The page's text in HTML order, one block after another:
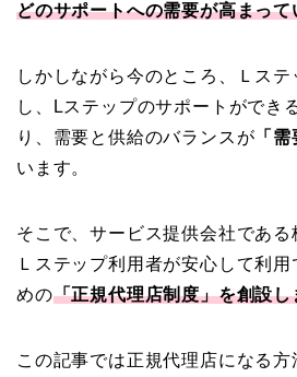
どのサポートへの需要が高まって
しかしながら今のところ、Ｌス
し、Lステップのサポートができ
り、需要と供給のバランスが 「
います。
そこで、サービス提供会社である
Ｌステップ利用者が安心して利
めの「正規代理店制度」を創設し
この記事では正規代理店になる